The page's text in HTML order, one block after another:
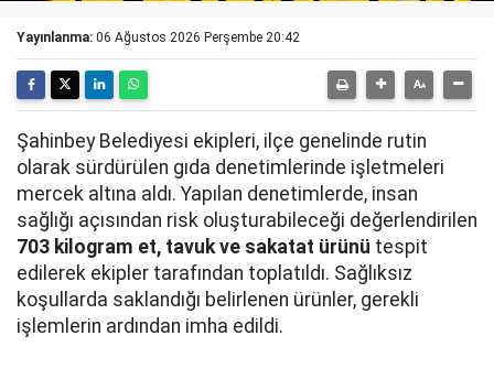
Yayınlanma: 06 Ağustos 2026 Perşembe 20:42
Şahinbey Belediyesi ekipleri, ilçe genelinde rutin
olarak sürdürülen gıda denetimlerinde işletmeleri
mercek altına aldı. Yapılan denetimlerde, insan
sağlığı açısından risk oluşturabileceği değerlendirilen
703 kilogram et, tavuk ve sakatat ürünü tespit
edilerek ekipler tarafından toplatıldı. Sağlıksız
koşullarda saklandığı belirlenen ürünler, gerekli
işlemlerin ardından imha edildi.